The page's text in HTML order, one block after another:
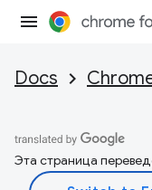
Docs
Эта страница